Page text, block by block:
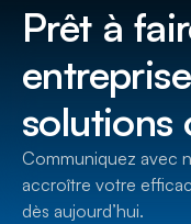
Prêt à
solutions
Communiquez avec
accroître votre
dès aujourd’hui.